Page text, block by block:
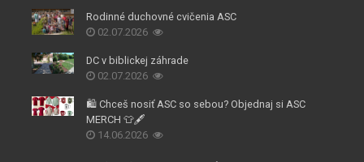
Rodinné duchovné cvičenia ASC
02.07.2026
DC v biblickej záhrade
02.07.2026
🛍️ Chceš nosiť ASC so sebou? Objednaj si ASC
MERCH 👕🖋️
14.06.2026